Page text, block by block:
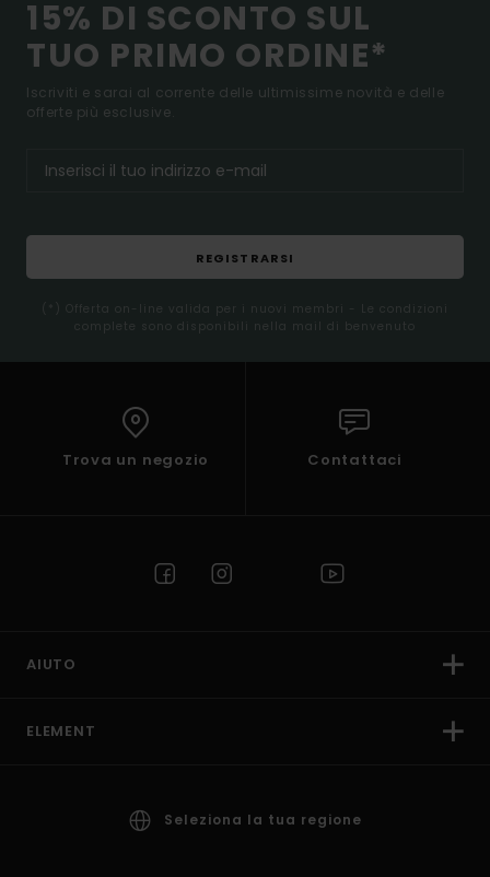
15% DI SCONTO SUL
TUO PRIMO ORDINE*
Iscriviti e sarai al corrente delle ultimissime novità e delle
offerte più esclusive.
REGISTRARSI
(*) Offerta on-line valida per i nuovi membri - Le condizioni
complete sono disponibili nella mail di benvenuto
Trova un negozio Contattaci
AIUTO
ELEMENT
Seleziona la tua regione